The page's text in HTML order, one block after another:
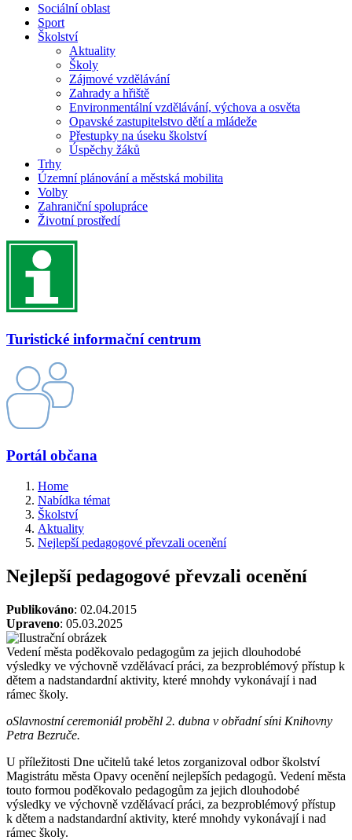
Sociální oblast
Sport
Školství
Aktuality
Školy
Zájmové vzdělávání
Zahrady a hřiště
Environmentální vzdělávání, výchova a osvěta
Opavské zastupitelstvo dětí a mládeže
Přestupky na úseku školství
Úspěchy žáků
Trhy
Územní plánování a městská mobilita
Volby
Zahraniční spolupráce
Životní prostředí
Turistické informační centrum
Portál občana
Home
Nabídka témat
Školství
Aktuality
Nejlepší pedagogové převzali ocenění
Nejlepší pedagogové převzali ocenění
Publikováno: 02.04.2015
Upraveno: 05.03.2025
Vedení města poděkovalo pedagogům za jejich dlouhodobé
výsledky ve výchovně vzdělávací práci, za bezproblémový přístup k
dětem a nadstandardní aktivity, které mnohdy vykonávají i nad
rámec školy.
oSlavnostní ceremoniál proběhl 2. dubna v obřadní síni Knihovny
Petra Bezruče.
U příležitosti Dne učitelů také letos zorganizoval odbor školství
Magistrátu města Opavy ocenění nejlepších pedagogů. Vedení města
touto formou poděkovalo pedagogům za jejich dlouhodobé
výsledky ve výchovně vzdělávací práci, za bezproblémový přístup
k dětem a nadstandardní aktivity, které mnohdy vykonávají i nad
rámec školy.